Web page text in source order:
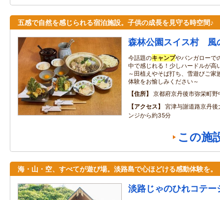
五感で自然を感じられる宿泊施設。子供の成長を見守る時空間♪
森林公園スイス村 風
今話題のキャンプやバンガローで
中で感じれる！少しハードルが高
～田植えやそば打ち、雪遊びご家
体験をお愉しみください～
住所
京都府京丹後市弥栄町
アクセス
宮津与謝道路京丹
ンジから約35分
この施
海・山・空、すべてが遊び場。淡路島で心ほどける感動体験を。
淡路じゃのひれコテー